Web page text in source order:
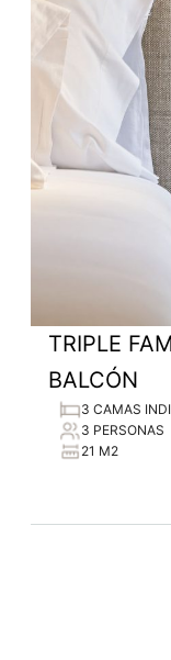
TRIPLE
BALCÓN
3 CAMAS
3 PERSONAS
21 M2